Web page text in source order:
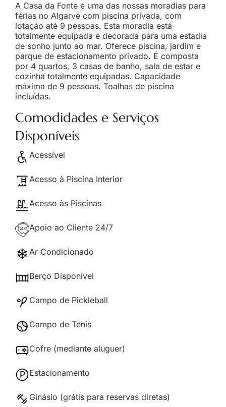
A Casa da Fonte é uma das nossas moradias para
férias no Algarve com piscina privada, com
lotação até 9 pessoas. Esta moradia está
totalmente equipada e decorada para uma estadia
de sonho junto ao mar. Oferece piscina, jardim e
parque de estacionamento privado. É composta
por 4 quartos, 3 casas de banho, sala de estar e
cozinha totalmente equipadas. Capacidade
máxima de 9 pessoas. Toalhas de piscina
incluídas.
Comodidades e Serviços
Disponíveis
Acessível
Acesso à Piscina Interior
Acesso às Piscinas
Apoio ao Cliente 24/7
Ar Condicionado
Berço Disponível
Campo de Pickleball
Campo de Ténis
Cofre (mediante aluguer)
Estacionamento
Ginásio (grátis para reservas diretas)